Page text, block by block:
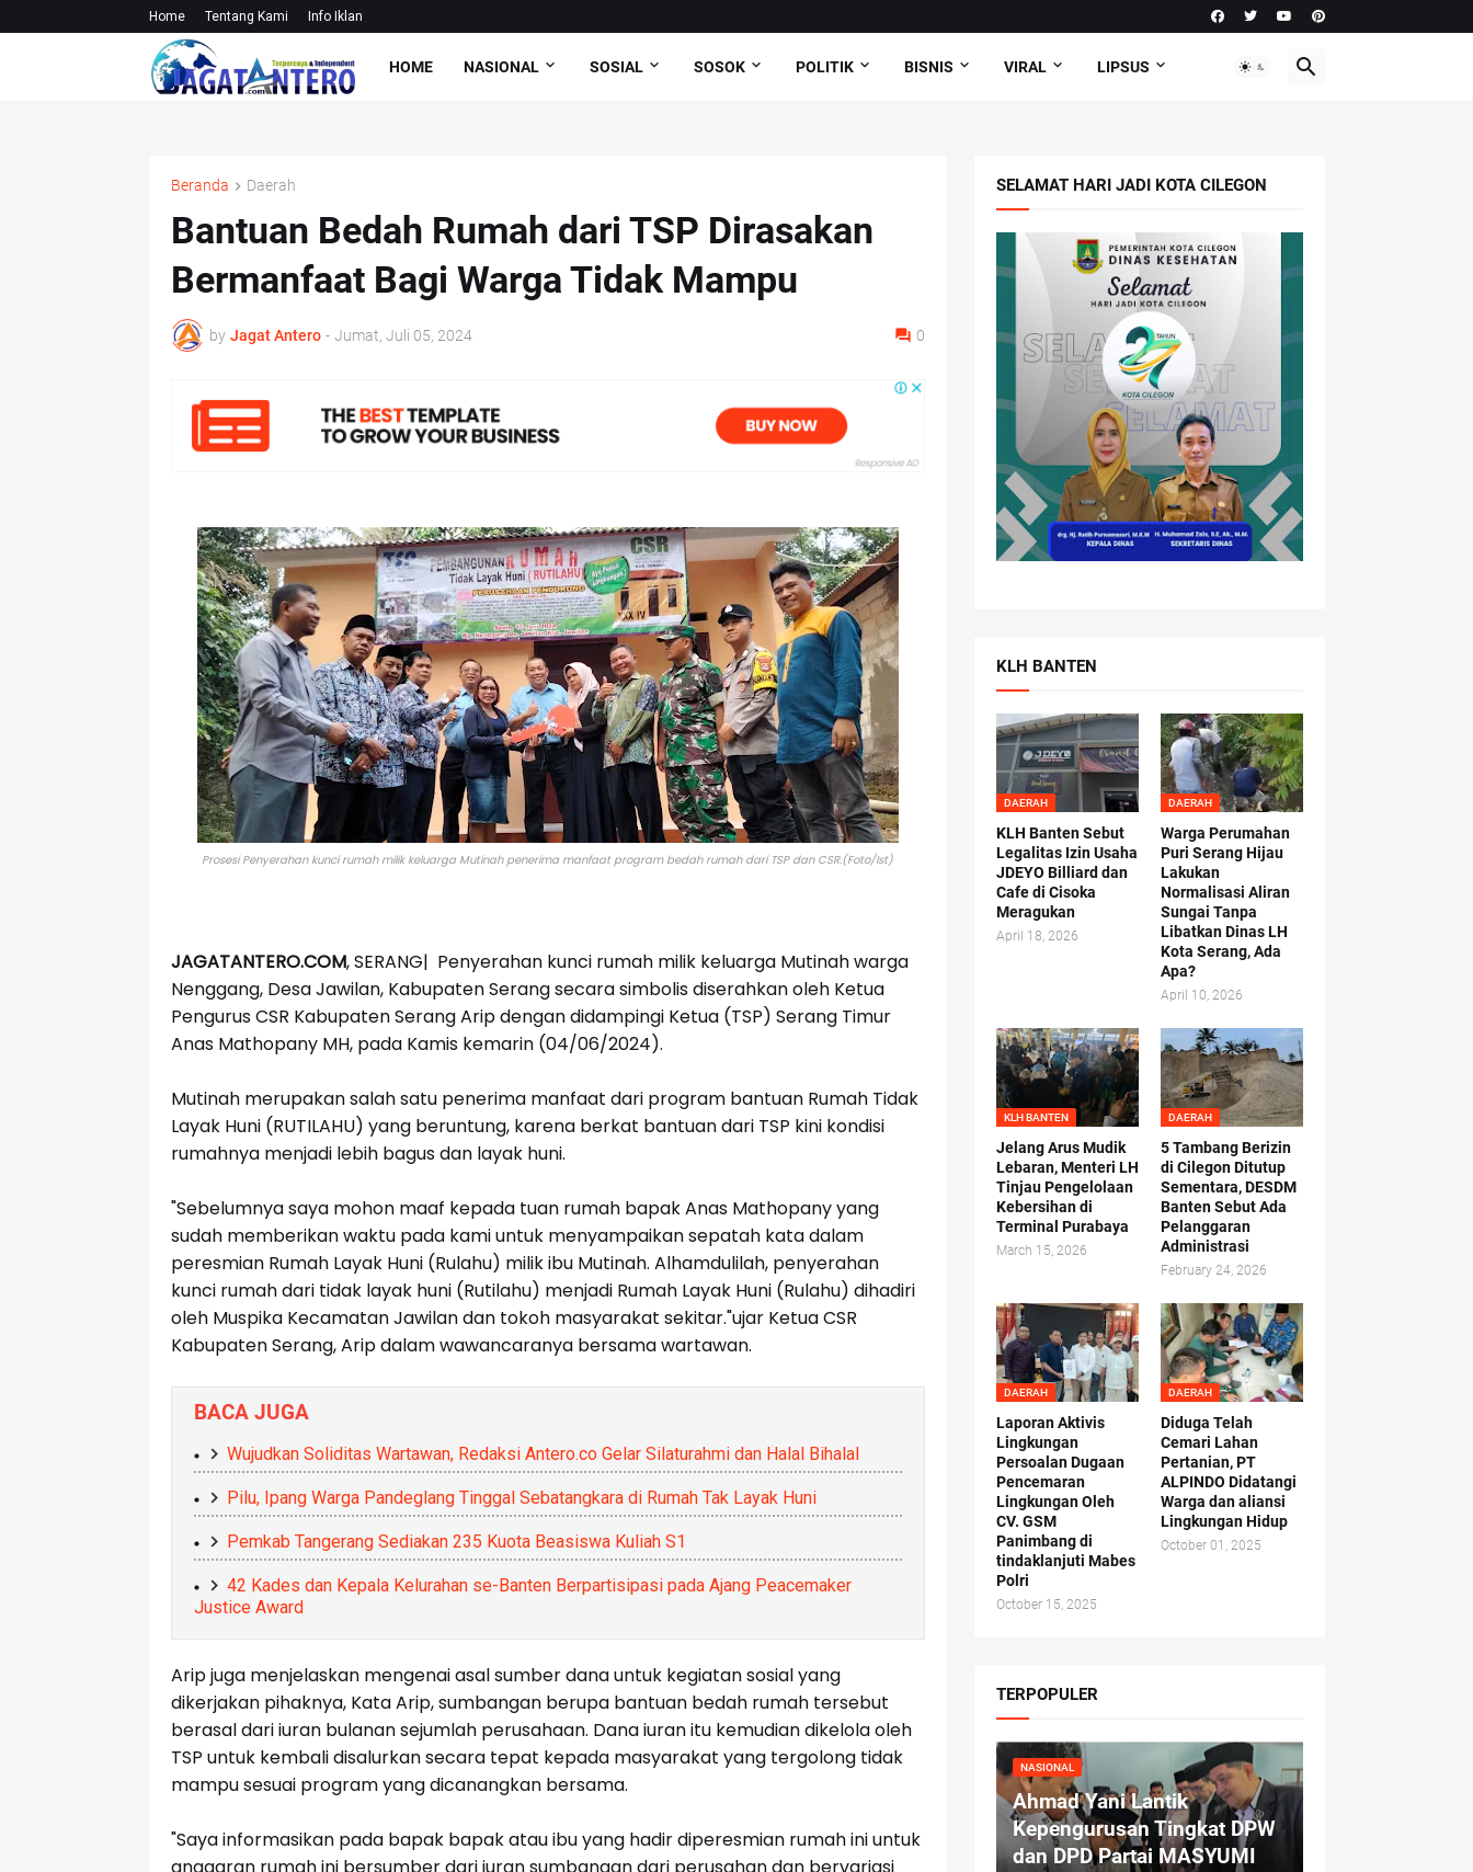
Home Tentang Kami Info Iklan
HOME NASIONAL SOSIAL SOSOK POLITIK BISNIS VIRAL LIPSUS
Beranda Daerah
Bantuan Bedah Rumah dari TSP Dirasakan
Bermanfaat Bagi Warga Tidak Mampu
by Jagat Antero - Jumat, Juli 05, 2024 0
Prosesi Penyerahan kunci rumah milik keluarga Mutinah penerima manfaat program bedah rumah dari TSP dan CSR.(Foto/Ist)
JAGATANTERO.COM, SERANG| Penyerahan kunci rumah milik keluarga Mutinah warga
Nenggang, Desa Jawilan, Kabupaten Serang secara simbolis diserahkan oleh Ketua
Pengurus CSR Kabupaten Serang Arip dengan didampingi Ketua (TSP) Serang Timur
Anas Mathopany MH, pada Kamis kemarin (04/06/2024).
Mutinah merupakan salah satu penerima manfaat dari program bantuan Rumah Tidak
Layak Huni (RUTILAHU) yang beruntung, karena berkat bantuan dari TSP kini kondisi
rumahnya menjadi lebih bagus dan layak huni.
"Sebelumnya saya mohon maaf kepada tuan rumah bapak Anas Mathopany yang
sudah memberikan waktu pada kami untuk menyampaikan sepatah kata dalam
peresmian Rumah Layak Huni (Rulahu) milik ibu Mutinah. Alhamdulilah, penyerahan
kunci rumah dari tidak layak huni (Rutilahu) menjadi Rumah Layak Huni (Rulahu) dihadiri
oleh Muspika Kecamatan Jawilan dan tokoh masyarakat sekitar."ujar Ketua CSR
Kabupaten Serang, Arip dalam wawancaranya bersama wartawan.
BACA JUGA
Wujudkan Soliditas Wartawan, Redaksi Antero.co Gelar Silaturahmi dan Halal Bihalal
Pilu, Ipang Warga Pandeglang Tinggal Sebatangkara di Rumah Tak Layak Huni
Pemkab Tangerang Sediakan 235 Kuota Beasiswa Kuliah S1
42 Kades dan Kepala Kelurahan se-Banten Berpartisipasi pada Ajang Peacemaker
Justice Award
Arip juga menjelaskan mengenai asal sumber dana untuk kegiatan sosial yang
dikerjakan pihaknya, Kata Arip, sumbangan berupa bantuan bedah rumah tersebut
berasal dari iuran bulanan sejumlah perusahaan. Dana iuran itu kemudian dikelola oleh
TSP untuk kembali disalurkan secara tepat kepada masyarakat yang tergolong tidak
mampu sesuai program yang dicanangkan bersama.
"Saya informasikan pada bapak bapak atau ibu yang hadir diperesmian rumah ini untuk
SELAMAT HARI JADI KOTA CILEGON
KLH BANTEN
DAERAH
KLH Banten Sebut
Legalitas Izin Usaha
JDEYO Billiard dan
Cafe di Cisoka
Meragukan
April 18, 2026
DAERAH
Warga Perumahan
Puri Serang Hijau
Lakukan
Normalisasi Aliran
Sungai Tanpa
Libatkan Dinas LH
Kota Serang, Ada
Apa?
April 10, 2026
KLH BANTEN
Jelang Arus Mudik
Lebaran, Menteri LH
Tinjau Pengelolaan
Kebersihan di
Terminal Purabaya
March 15, 2026
DAERAH
5 Tambang Berizin
di Cilegon Ditutup
Sementara, DESDM
Banten Sebut Ada
Pelanggaran
Administrasi
February 24, 2026
DAERAH
Laporan Aktivis
Lingkungan
Persoalan Dugaan
Pencemaran
Lingkungan Oleh
CV. GSM
Panimbang di
tindaklanjuti Mabes
Polri
October 15, 2025
DAERAH
Diduga Telah
Cemari Lahan
Pertanian, PT
ALPINDO Didatangi
Warga dan aliansi
Lingkungan Hidup
October 01, 2025
TERPOPULER
NASIONAL
Ahmad Yani Lantik
Kepengurusan Tingkat DPW
dan DPD Partai MASYUMI